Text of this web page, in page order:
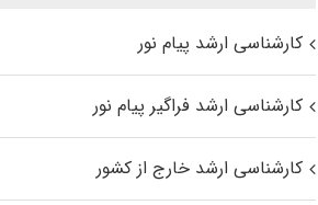
کارشناسی ارشد پیام نور
کارشناسی ارشد فراگیر پیام نور
کارشناسی ارشد خارج از کشور